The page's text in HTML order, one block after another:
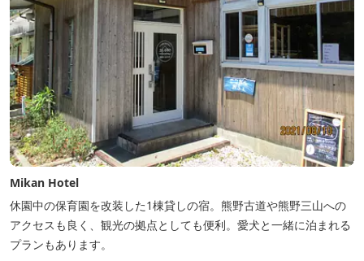
Mikan Hotel
休園中の保育園を改装した1棟貸しの宿。熊野古道や熊野三山への
アクセスも良く、観光の拠点としても便利。愛犬と一緒に泊まれる
プランもあります。